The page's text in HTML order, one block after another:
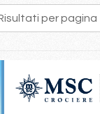
38 39